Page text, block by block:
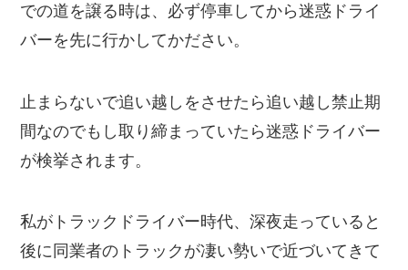
での道を譲る時は、必ず停車してから迷惑ドライ
バーを先に行かしてかださい。
止まらないで追い越しをさせたら追い越し禁止期
間なのでもし取り締まっていたら迷惑ドライバー
が検挙されます。
私がトラックドライバー時代、深夜走っていると
後に同業者のトラックが凄い勢いで近づいてきて